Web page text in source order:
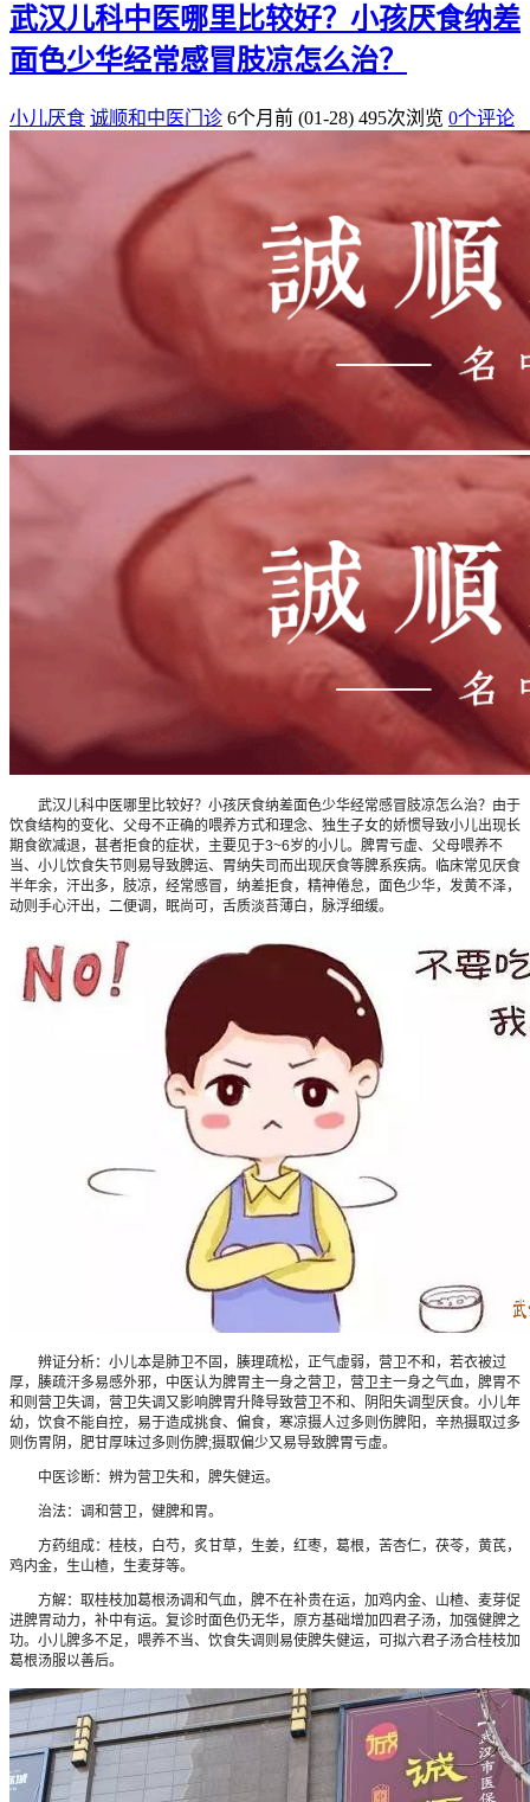
武汉儿科中医哪里比较好？小孩厌食纳差
面色少华经常感冒肢凉怎么治？
小儿厌食 诚顺和中医门诊 6个月前 (01-28) 495次浏览 0个评论
武汉儿科中医哪里比较好？小孩厌食纳差面色少华经常感冒肢凉怎么治？由于
饮食结构的变化、父母不正确的喂养方式和理念、独生子女的娇惯导致小儿出现长
期食欲减退，甚者拒食的症状，主要见于3~6岁的小儿。脾胃亏虚、父母喂养不
当、小儿饮食失节则易导致脾运、胃纳失司而出现厌食等脾系疾病。临床常见厌食
半年余，汗出多，肢凉，经常感冒，纳差拒食，精神倦怠，面色少华，发黄不泽，
动则手心汗出，二便调，眠尚可，舌质淡苔薄白，脉浮细缓。
辨证分析：小儿本是肺卫不固，腠理疏松，正气虚弱，营卫不和，若衣被过
厚，腠疏汗多易感外邪，中医认为脾胃主一身之营卫，营卫主一身之气血，脾胃不
和则营卫失调，营卫失调又影响脾胃升降导致营卫不和、阴阳失调型厌食。小儿年
幼，饮食不能自控，易于造成挑食、偏食，寒凉摄人过多则伤脾阳，辛热摄取过多
则伤胃阴，肥甘厚味过多则伤脾;摄取偏少又易导致脾胃亏虚。
中医诊断：辨为营卫失和，脾失健运。
治法：调和营卫，健脾和胃。
方药组成：桂枝，白芍，炙甘草，生姜，红枣，葛根，苦杏仁，茯苓，黄芪，
鸡内金，生山楂，生麦芽等。
方解：取桂枝加葛根汤调和气血，脾不在补贵在运，加鸡内金、山楂、麦芽促
进脾胃动力，补中有运。复诊时面色仍无华，原方基础增加四君子汤，加强健脾之
功。小儿脾多不足，喂养不当、饮食失调则易使脾失健运，可拟六君子汤合桂枝加
葛根汤服以善后。